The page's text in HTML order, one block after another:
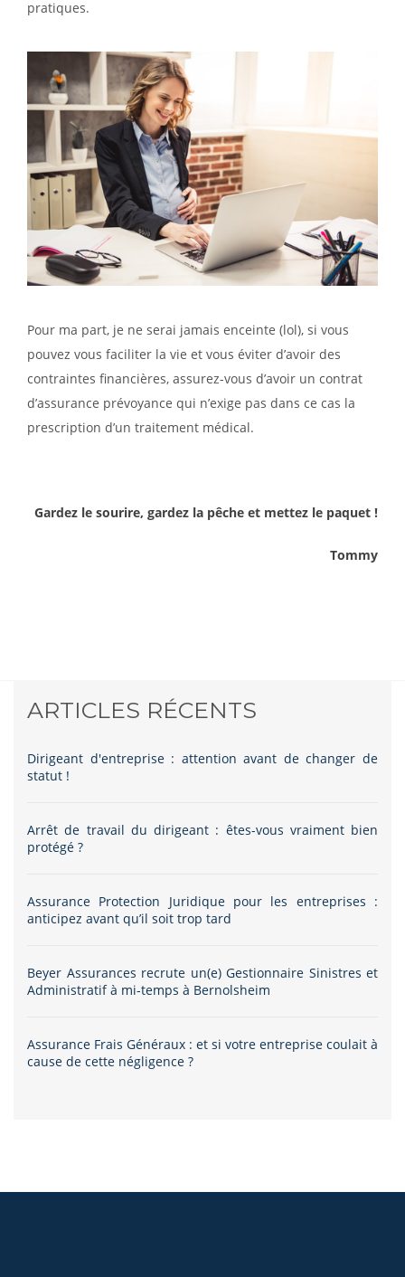
pratiques.
Pour ma part, je ne serai jamais enceinte (lol), si vous
pouvez vous faciliter la vie et vous éviter d’avoir des
contraintes financières, assurez-vous d’avoir un contrat
d’assurance prévoyance qui n’exige pas dans ce cas la
prescription d’un traitement médical.
Gardez le sourire, gardez la pêche et mettez le paquet !
Tommy
ARTICLES RÉCENTS
Dirigeant d'entreprise : attention avant de changer de
statut !
Arrêt de travail du dirigeant : êtes-vous vraiment bien
protégé ?
Assurance Protection Juridique pour les entreprises :
anticipez avant qu’il soit trop tard
Beyer Assurances recrute un(e) Gestionnaire Sinistres et
Administratif à mi-temps à Bernolsheim
Assurance Frais Généraux : et si votre entreprise coulait à
cause de cette négligence ?